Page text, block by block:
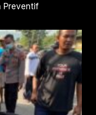
Preventif